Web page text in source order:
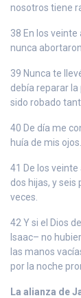
nosotros tiene
38 En los
nunca
39 Nunca te
debía reparar
sido robado
40 De día me
huía de mis ojos.
41 De los
dos hijas, y
veces.
42 Y si el Dios
Isaac– no
las manos
por la noche
La alianza de